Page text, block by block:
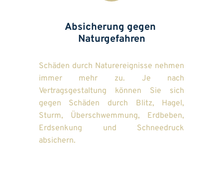
Absicherung gegen
Naturgefahren
Schäden durch Naturereignisse nehmen
immer mehr zu. Je nach
Vertragsgestaltung können Sie sich
gegen Schäden durch Blitz, Hagel,
Sturm, Überschwemmung, Erdbeben,
Erdsenkung und Schneedruck
absichern.